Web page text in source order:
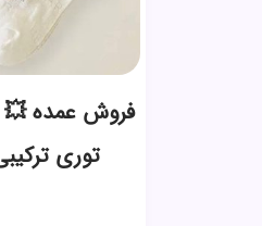
فروش عمده 💥
توری